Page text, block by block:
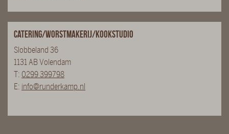
Catering/Worstmakerij/Kookstudio
Slobbeland 36
1131 AB Volendam
T: 0299 399798
E: info@runderkamp.nl